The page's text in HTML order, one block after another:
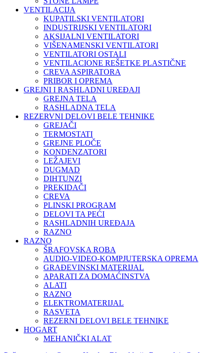
VENTILACIJA
KUPATILSKI VENTILATORI
INDUSTRIJSKI VENTILATORI
AKSIJALNI VENTILATORI
VIŠENAMENSKI VENTILATORI
VENTILATORI OSTALI
VENTILACIONE REŠETKE PLASTIČNE
CREVA ASPIRATORA
PRIBOR I OPREMA
GREJNI I RASHLADNI UREĐAJI
GREJNA TELA
RASHLADNA TELA
REZERVNI DELOVI BELE TEHNIKE
GREJAČI
TERMOSTATI
GREJNE PLOČE
KONDENZATORI
LEŽAJEVI
DUGMAD
DIHTUNZI
PREKIDAČI
CREVA
PLINSKI PROGRAM
DELOVI TA PEĆI
RASHLADNIH UREĐAJA
RAZNO
RAZNO
ŠRAFOVSKA ROBA
AUDIO-VIDEO-KOMPJUTERSKA OPREMA
GRAĐEVINSKI MATERIJAL
APARATI ZA DOMAĆINSTVA
ALATI
RAZNO
ELEKTROMATERIJAL
RASVETA
REZERNI DELOVI BELE TEHNIKE
HOGART
MEHANIČKI ALAT